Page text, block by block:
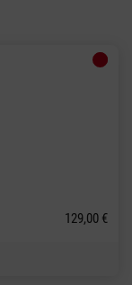
129,00 €